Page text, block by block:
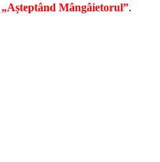
„Așteptând Mângâietorul”.